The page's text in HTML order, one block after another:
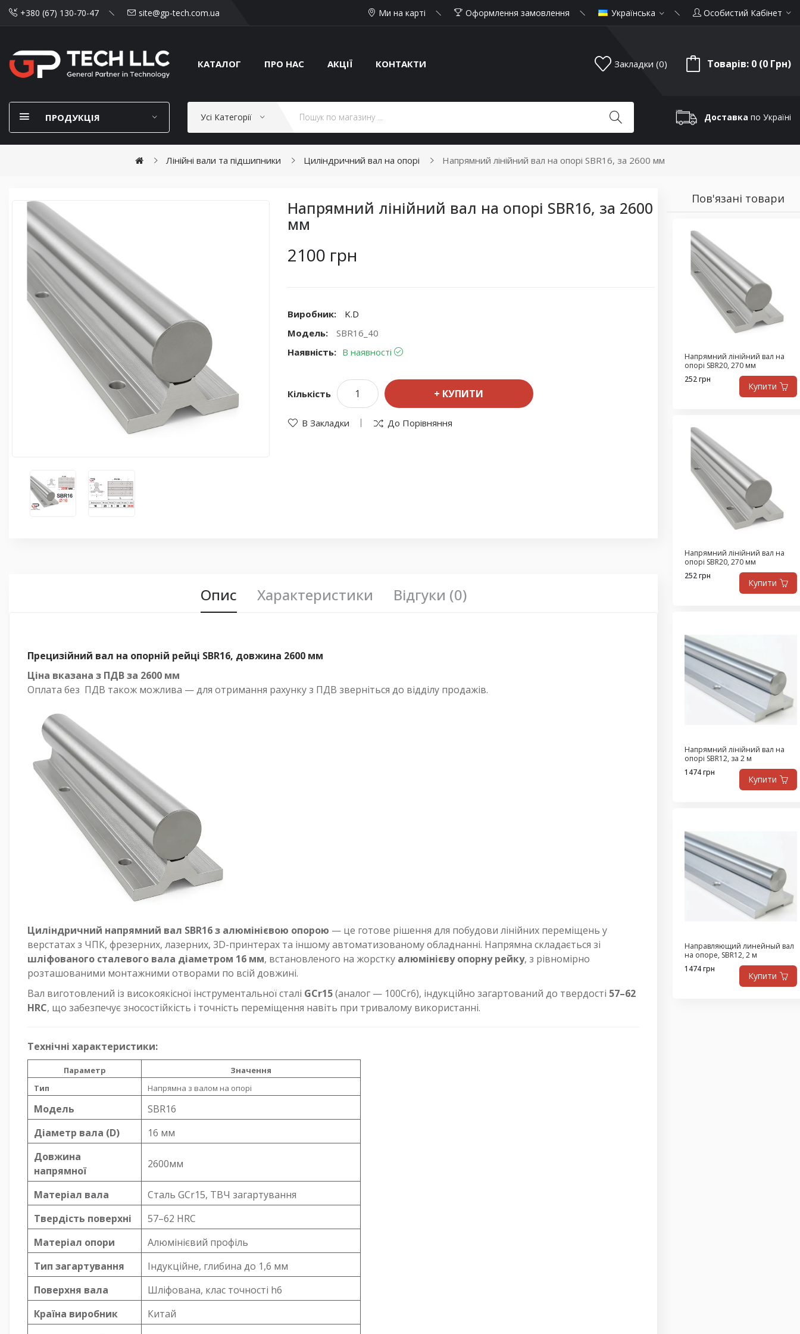
+380 (67) 130-70-47 site@gp-tech.com.ua Ми на карті Оформлення замовлення Українська Особистий Кабінет
КАТАЛОГ ПРО НАС АКЦІЇ КОНТАКТИ Закладки (0) Товарів: 0 (0 Грн)
ПРОДУКЦІЯ Усі Категорії Доставка по Україні
Лінійні вали та підшипники Циліндричний вал на опорі Напрямний лінійний вал на опорі SBR16, за 2600 мм
Напрямний лінійний вал на опорі SBR16, за 2600
мм
2100 грн
Виробник:
K.D
Модель:
SBR16_40
Наявність: В наявності
Кількість КУПИТИ
В Закладки До Порівняння
Опис Характеристики Відгуки (0)
Прецизійний вал на опорній рейці SBR16, довжина 2600 мм
Ціна вказана з ПДВ за 2600 мм
Оплата без ПДВ також можлива — для отримання рахунку з ПДВ зверніться до відділу продажів.
Циліндричний напрямний вал SBR16 з алюмінієвою опорою — це готове рішення для побудови лінійних переміщень у
верстатах з ЧПК, фрезерних, лазерних, 3D-принтерах та іншому автоматизованому обладнанні. Напрямна складається зі
шліфованого сталевого вала діаметром 16 мм, встановленого на жорстку алюмінієву опорну рейку, з рівномірно
розташованими монтажними отворами по всій довжині.
Вал виготовлений із високоякісної інструментальної сталі GCr15(аналог — 100Cr6), індукційно загартований до твердості 57–62
HRC, що забезпечує зносостійкість і точність переміщення навіть при тривалому використанні.
Технічні характеристики:
Параметр
Значення
Тип
Напрямна з валом на опорі
Модель
SBR16
Діаметр вала (D)
16 мм
Довжина
напрямної
2600мм
Матеріал вала
Сталь GCr15, ТВЧ загартування
Твердість поверхні
57–62 HRC
Матеріал опори
Алюмінієвий профіль
Тип загартування
Індукційне, глибина до 1,6 мм
Поверхня вала
Шліфована, клас точності h6
Країна виробник
Китай
Пов'язані товари
Напрямний лінійний вал на
опорі SBR20, 270 мм
252 грн
Купити
Напрямний лінійний вал на
опорі SBR20, 270 мм
252 грн
Купити
Напрямний лінійний вал на
опорі SBR12, за 2 м
1474 грн
Купити
Направляющий линейный вал
на опоре, SBR12, 2 м
1474 грн
Купити